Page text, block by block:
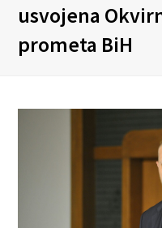
usvojena
prometa BiH